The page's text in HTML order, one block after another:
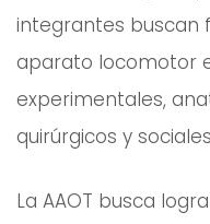
integrantes buscan
aparato locomotor
experimentales,
quirúrgicos y
La AAOT busca